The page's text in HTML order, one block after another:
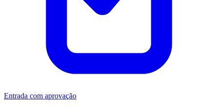
Entrada com aprovação